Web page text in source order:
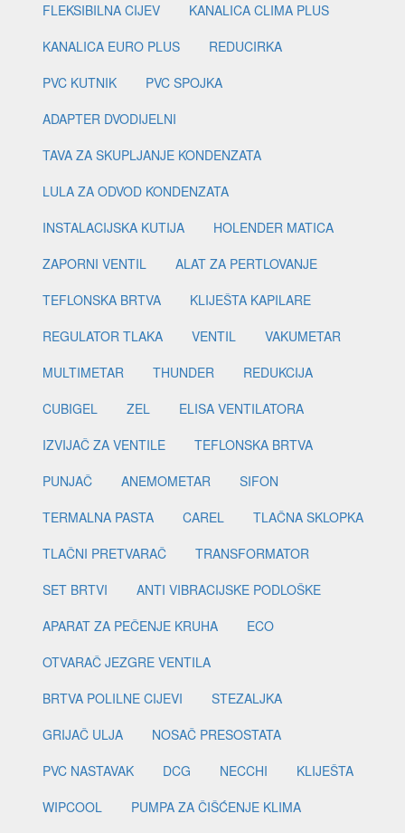
FLEKSIBILNA CIJEV
KANALICA CLIMA PLUS
KANALICA EURO PLUS
REDUCIRKA
PVC KUTNIK
PVC SPOJKA
ADAPTER DVODIJELNI
TAVA ZA SKUPLJANJE KONDENZATA
LULA ZA ODVOD KONDENZATA
INSTALACIJSKA KUTIJA
HOLENDER MATICA
ZAPORNI VENTIL
ALAT ZA PERTLOVANJE
TEFLONSKA BRTVA
KLIJEŠTA KAPILARE
REGULATOR TLAKA
VENTIL
VAKUMETAR
MULTIMETAR
THUNDER
REDUKCIJA
CUBIGEL
ZEL
ELISA VENTILATORA
IZVIJAČ ZA VENTILE
TEFLONSKA BRTVA
PUNJAČ
ANEMOMETAR
SIFON
TERMALNA PASTA
CAREL
TLAČNA SKLOPKA
TLAČNI PRETVARAČ
TRANSFORMATOR
SET BRTVI
ANTI VIBRACIJSKE PODLOŠKE
APARAT ZA PEČENJE KRUHA
ECO
OTVARAČ JEZGRE VENTILA
BRTVA POLILNE CIJEVI
STEZALJKA
GRIJAČ ULJA
NOSAČ PRESOSTATA
PVC NASTAVAK
DCG NECCHI
KLIJEŠTA
WIPCOOL
PUMPA ZA ČIŠĆENJE KLIMA